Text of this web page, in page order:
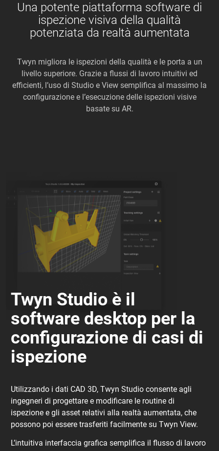
Una potente piattaforma software di
ispezione visiva della qualità
potenziata da realtà aumentata
Twyn migliora le ispezioni della qualità e le porta a un
livello superiore. Grazie a flussi di lavoro intuitivi ed
efficienti, l’uso di Studio e View semplifica al massimo la
configurazione e l’esecuzione delle ispezioni visive
basate su AR.
Twyn Studio è il
software desktop per la
configurazione di casi di
ispezione
Utilizzando i dati CAD 3D, Twyn Studio consente agli
ingegneri di progettare e modificare le routine di
ispezione e gli asset relativi alla realtà aumentata, che
possono poi essere trasferiti facilmente su Twyn View.
L’intuitiva interfaccia grafica semplifica il flusso di lavoro